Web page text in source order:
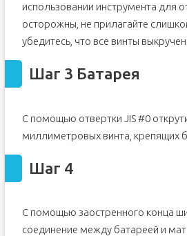
использовании инструмента для
осторожны, не прилагайте
убедитесь, что все винты
Шаг 3 Батарея
С помощью отвертки JIS #0
миллиметровых винта, крепящих
Шаг 4
С помощью заостренного конца
соединение между батареей и